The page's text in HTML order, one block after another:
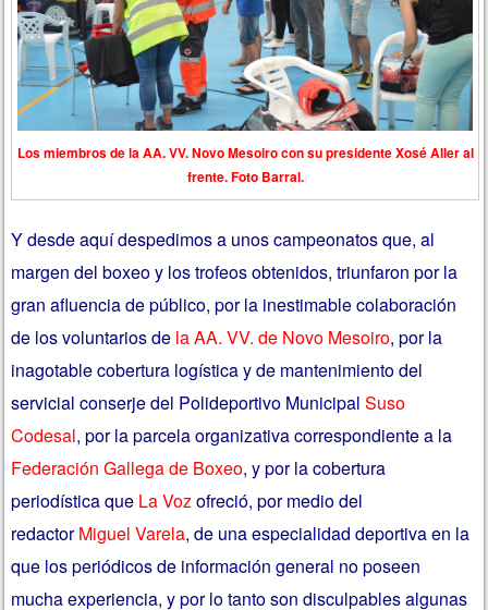
Los miembros de la AA. VV. Novo Mesoiro con su presidente Xosé Aller al
frente. Foto Barral.
Y desde aquí despedimos a unos campeonatos que, al
margen del boxeo y los trofeos obtenidos, triunfaron por la
gran afluencia de público, por la inestimable colaboración
de los voluntarios de la AA. VV. de Novo Mesoiro, por la
inagotable cobertura logística y de mantenimiento del
servicial conserje del Polideportivo MunicipalSuso
Codesal, por la parcela organizativa correspondiente a la
Federación Gallega de Boxeo, y por la cobertura
periodística que La Vozofreció, por medio del
redactorMiguel Varela, de una especialidad deportiva en la
que los periódicos de información general no poseen
mucha experiencia, y por lo tanto son disculpables algunas